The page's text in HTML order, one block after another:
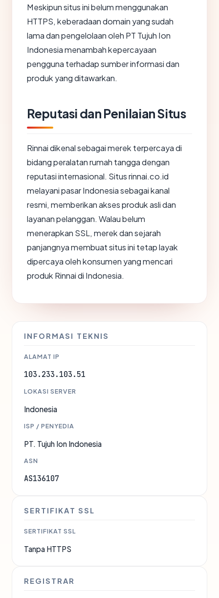
Meskipun situs ini belum menggunakan
HTTPS, keberadaan domain yang sudah
lama dan pengelolaan oleh PT Tujuh Ion
Indonesia menambah kepercayaan
pengguna terhadap sumber informasi dan
produk yang ditawarkan.
Reputasi dan Penilaian Situs
Rinnai dikenal sebagai merek terpercaya di
bidang peralatan rumah tangga dengan
reputasi internasional. Situs rinnai.co.id
melayani pasar Indonesia sebagai kanal
resmi, memberikan akses produk asli dan
layanan pelanggan. Walau belum
menerapkan SSL, merek dan sejarah
panjangnya membuat situs ini tetap layak
dipercaya oleh konsumen yang mencari
produk Rinnai di Indonesia.
INFORMASI TEKNIS
ALAMAT IP
103.233.103.51
LOKASI SERVER
Indonesia
ISP / PENYEDIA
PT. Tujuh Ion Indonesia
ASN
AS136107
SERTIFIKAT SSL
SERTIFIKAT SSL
Tanpa HTTPS
REGISTRAR